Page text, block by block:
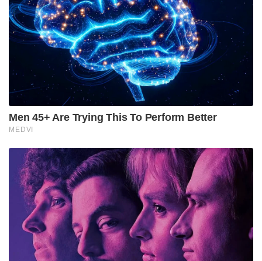
ജനങ്ങളുടെ സുരക്ഷയും സംരക്ഷിക്കാൻ തങ്ങൾക്ക്
അവകാശമുണ്ട്.
​ദക്ഷിണ ലെബനനിൽ മുൻപ് ആസൂത്രണം
ചെയ്തതുപോലെ തന്നെ സൈനിക നടപടികൾ
തുടരും. ​ഹിസ്ബുള്ള ആക്രമണം പൂർണ്ണമായി
നിർത്താതെ വെടിനിർത്തൽ സാധ്യമല്ലെന്നാണ്
ഇസ്രായേൽ നിലപാട് എന്നും നെതന്യാഹു അറിയിച്ചു.
Tags: israel netanyahu trump lebanon Hezbollah